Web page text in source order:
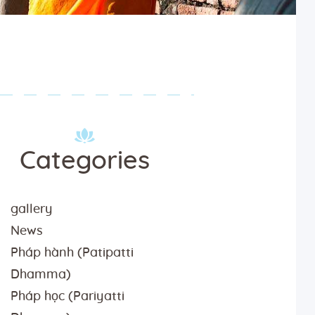
Categories
gallery
News
Pháp hành (Patipatti
Dhamma)
Pháp học (Pariyatti